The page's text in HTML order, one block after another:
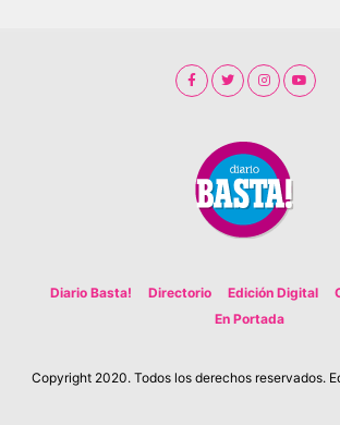
Diario Basta! Directorio Edición Digital
En Portada
Copyright 2020. Todos los derechos reservados.